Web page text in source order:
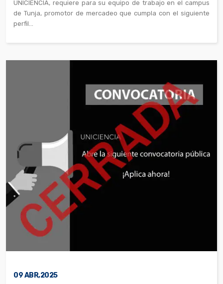
UNICIENCIA, requiere para su equipo de trabajo en el campus
de Tunja, promotor de mercadeo que cumpla con el siguiente
perfil...
09ABR,2025